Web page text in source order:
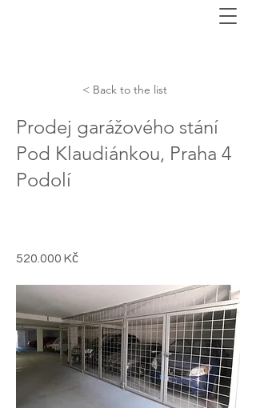
< Back to the list
Prodej garážového stání
Pod Klaudiánkou, Praha 4
Podolí
520.000 Kč